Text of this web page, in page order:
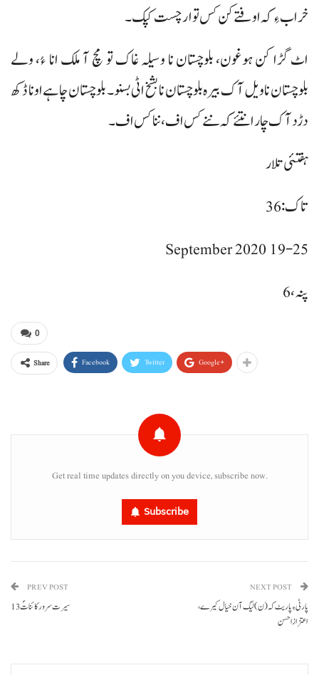
خراب ءِ کہ اوفتے کن کس توار چست کپک۔
اٹ گڑا کن ہوغون، بلوچستان نا وسیلہ غاک تو مچ آ ملک انا ءُ، ولے
بلوچستان نا ویل آک بیرہ بلوچستان نا بشخ اٹی بسنو۔ بلوچستان چاہے اونا ڈکھ
دڑد آک چار انتئے کہ ننے کس اف، ننا کس اف۔
ہفتئی تلار
تاک: 36
19-25 September 2020
پنہ، 6
0
Share Facebook Twitter Google+
Get real time updates directly on you device, subscribe now.
Subscribe
PREV POST
سیرت سرور کائناتؐ 13
NEXT POST
پارٹی ءِ پاریٹ کہ (ن) لیگ آن خیال کیرے،